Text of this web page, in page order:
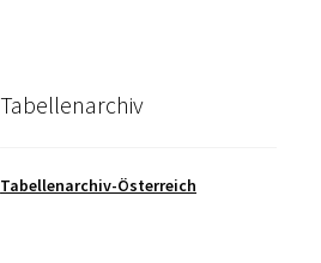
Tabellenarchiv
Tabellenarchiv-Österreich